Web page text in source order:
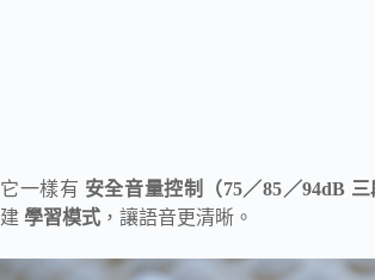
它一樣有 安全音量控制（75／85／94dB 三
建 學習模式 ，讓語音更清晰。